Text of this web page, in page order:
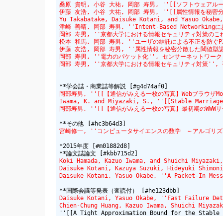
桑原 貴明, 小谷 大祐, 岡部 寿男, ''[[ソフトウェア
伊藤 友浩, 小谷 大祐, 岡部 寿男, ''[[属性情報を秘
Yu Takabatake, Daisuke Kotani, and Yasuo
津崎 善晴, 岡部 寿男, ''Intent-Based Networking
岡部 寿男, ''京都大学における情報セキュリティ対策の
松本 和馬, 岡部 寿男, ''ユーザの結託による不正を
伊藤 友浩, 岡部 寿男, ''属性情報を秘密分散した閾
岡部 寿男, ''電力のパケット化'', センサーネットワー
岡部 寿男, ''京都大学における情報セキュリティ対策'',
岡部寿男, ''[[【通信がみえる一枚の写真】Webブラ
Iwama, K. and Miyazaki, S., ''[[Stable
岡部寿男, ''[[【通信がみえる一枚の写真】最初期の
宮崎修一, ''コンピュータサイエンスの数学　～アルゴリ
*2015年度 [#m01882d8]
Koki Hamada, Kazuo Iwama, and Shuichi
Daisuke Kotani, Kazuya Suzuki, Hideyuki
Daisuke Kotani, Yasuo Okabe, ''A Packet-In
Daisuke Kotani, Yasuo Okabe, ''Fast Failure
Chien-Chung Huang, Kazuo Iwama, Shuichi